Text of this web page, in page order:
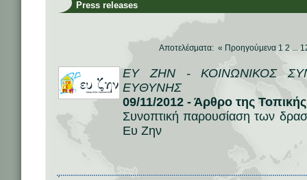
Press releases
Αποτελέσματα: « Προηγούμενα 1 2 ...
ΕΥ ΖΗΝ - ΚΟΙΝΩΝΙΚΟΣ
ΕΥΘΥΝΗΣ
09/11/2012 - Άρθρο της
Συνοπτική παρουσίαση των
Ευ Ζην